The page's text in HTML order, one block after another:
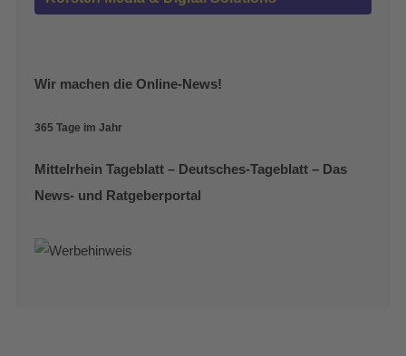
Wir machen die Online-News!
365 Tage im Jahr
Mittelrhein Tageblatt – Deutsches-Tageblatt – Das
News- und Ratgeberportal